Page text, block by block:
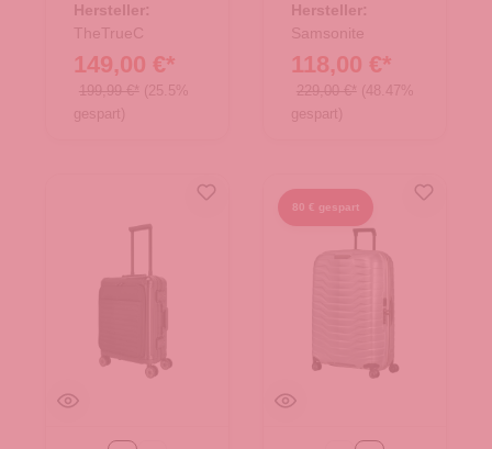
Hersteller:
TheTrueC
149,00 €*
199,99 €* (25.5%
gespart)
Hersteller:
Samsonite
118,00 €*
229,00 €* (48.47%
gespart)
80 € gespart